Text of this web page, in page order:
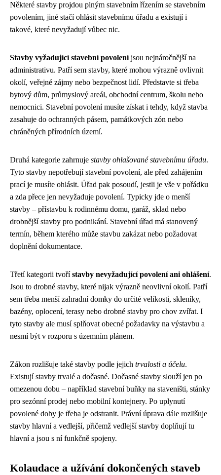
Některé stavby projdou plným stavebním řízením se stavebním
povolením, jiné stačí ohlásit stavebnímu úřadu a existují i
takové, které nevyžadují vůbec nic.
Stavby vyžadující stavební povoleníjsou nejnáročnější na
administrativu. Patří sem stavby, které mohou výrazně ovlivnit
okolí, veřejné zájmy nebo bezpečnost lidí. Představte si třeba
bytový dům, průmyslový areál, obchodní centrum, školu nebo
nemocnici. Stavební povolení musíte získat i tehdy, když stavba
zasahuje do ochranných pásem, památkových zón nebo
chráněných přírodních území.
Druhá kategorie zahrnuje stavby ohlašované stavebnímu úřadu.
Tyto stavby nepotřebují stavební povolení, ale před zahájením
prací je musíte ohlásit. Úřad pak posoudí, jestli je vše v pořádku
a zda přece jen nevyžaduje povolení. Typicky jde o menší
stavby – přístavbu k rodinnému domu, garáž, sklad nebo
drobnější stavby pro podnikání. Stavební úřad má stanovený
termín, během kterého může stavbu zakázat nebo požadovat
doplnění dokumentace.
Třetí kategorii tvořístavby nevyžadující povolení ani ohlášení.
Jsou to drobné stavby, které nijak výrazně neovlivní okolí. Patří
sem třeba menší zahradní domky do určité velikosti, skleníky,
bazény, oplocení, terasy nebo drobné stavby pro chov zvířat. I
tyto stavby ale musí splňovat obecné požadavky na výstavbu a
nesmí být v rozporu s územním plánem.
Zákon rozlišuje také stavby podle jejich trvalosti a účelu.
Existují stavby trvalé a dočasné. Dočasné stavby slouží jen po
omezenou dobu – například stavební buňky na staveništi, stánky
pro sezónní prodej nebo mobilní kontejnery. Po uplynutí
povolené doby je třeba je odstranit. Právní úprava dále rozlišuje
stavby hlavní a vedlejší, přičemž vedlejší stavby doplňují tu
hlavní a jsou s ní funkčně spojeny.
Kolaudace a užívání dokončených staveb